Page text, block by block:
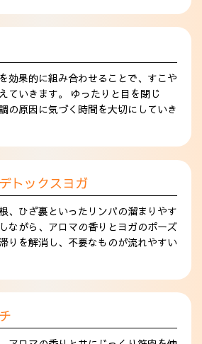
効果的に組み合わせることで、すこや
ていきます。 ゆったりと目を閉じ
の原因に気づく時間を大切にしていき
トックスヨガ
、ひざ裏といったリンパの溜まりやす
ながら、アロマの香りとヨガのポーズ
りを解消し、不要なものが流れやすい